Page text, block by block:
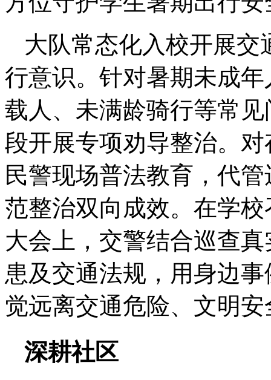
大队常态化入校开展
行意识。针对暑期未成
载人、未满龄骑行等常
段开展专项劝导整治。
民警现场普法教育，代
范整治双向成效。在学
大会上，交警结合巡查
患及交通法规，用身边
觉远离交通危险、文明
深耕社区